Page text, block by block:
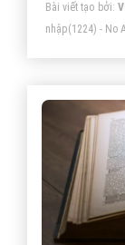
Bài viết tạo bởi:
nhập(1224) - No